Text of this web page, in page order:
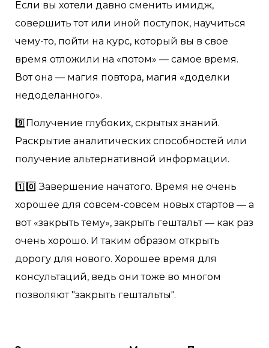
Если вы хотели давно сменить имидж,
совершить тот или иной поступок, научиться
чему-то, пойти на курс, который вы в свое
время отложили на «потом» — самое время.
Вот она — магия повтора, магия «доделки
недоделанного».
9️⃣Получение глубоких, скрытых знаний.
Раскрытие аналитических способностей или
получение альтернативной информации.
1️⃣0️⃣ Завершение начатого. Время не очень
хорошее для совсем-совсем новых стартов — а
вот «закрыть тему», закрыть гештальт — как раз
очень хорошо. И таким образом открыть
дорогу для нового. Хорошее время для
консультаций, ведь они тоже во многом
позволяют "закрыть гештальты".